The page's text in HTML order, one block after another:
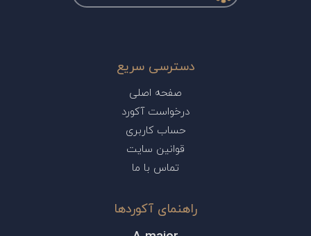
دسترسی سریع
صفحه اصلی
درخواست آکورد
حساب کاربری
قوانین سایت
تماس با ما
راهنمای آکوردها